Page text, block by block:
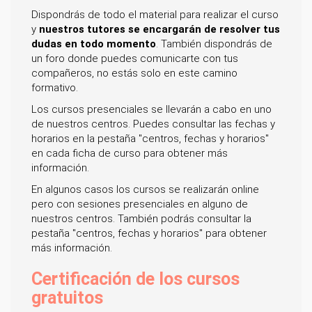
Dispondrás de todo el material para realizar el curso
y nuestros tutores se encargarán de resolver tus
dudas en todo momento. También dispondrás de
un foro donde puedes comunicarte con tus
compañeros, no estás solo en este camino
formativo.
Los cursos presenciales se llevarán a cabo en uno
de nuestros centros. Puedes consultar las fechas y
horarios en la pestaña "centros, fechas y horarios"
en cada ficha de curso para obtener más
información.
En algunos casos los cursos se realizarán online
pero con sesiones presenciales en alguno de
nuestros centros. También podrás consultar la
pestaña "centros, fechas y horarios" para obtener
más información.
Certificación de los cursos
gratuitos